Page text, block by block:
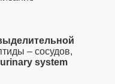
– сосудов,
system